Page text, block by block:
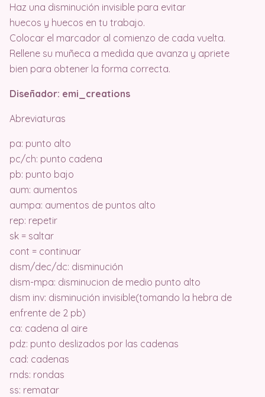
Haz una disminución invisible para evitar
huecos y huecos en tu trabajo.
Colocar el marcador al comienzo de cada vuelta.
Rellene su muñeca a medida que avanza y apriete
bien para obtener la forma correcta.
Diseñador: emi_creations
Abreviaturas
pa: punto alto
pc/ch: punto cadena
pb: punto bajo
aum: aumentos
aumpa: aumentos de puntos alto
rep: repetir
sk = saltar
cont = continuar
dism/dec/dc: disminución
dism-mpa: disminucion de medio punto alto
dism inv: disminución invisible(tomando la hebra de
enfrente de 2 pb)
ca: cadena al aire
pdz: punto deslizados por las cadenas
cad: cadenas
rnds: rondas
ss: rematar